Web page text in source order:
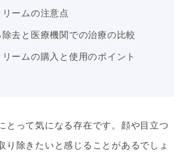
ームの注意点
去と医療機関での治療の比較
ームの購入と使用のポイント
とって気になる存在です。顔や目立つ
り除きたいと感じることがあるでしょ